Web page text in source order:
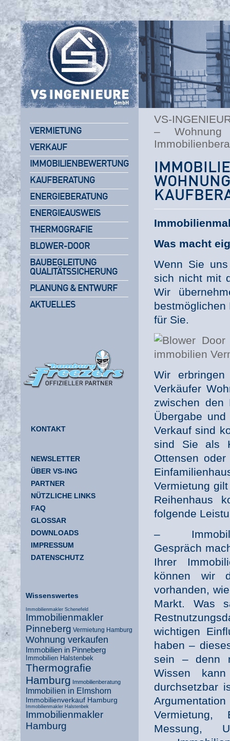
VS-
– Wohnung
Was macht
Wenn Sie
sich nicht mit
Wir
für Sie.
Wir
Verkäufer
zwischen
Übergabe
Verkauf sind
sind Sie als
Ottensen
Vermietung
Reihenhaus
folgende
–
Gespräch
Ihrer
können wir
vorhanden,
Markt. Was
wichtigen
haben –
sein – denn
Wissen
durchsetzbar
Vermietung,
Messung,
VERMIETUNG
VERKAUF
IMMOBILIENBEWERTUNG
KAUFBERATUNG
ENERGIEBERATUNG
ENERGIEAUSWEIS
THERMOGRAFIE
BLOWER-DOOR
BAUBEGLEITUNG
QUALITÄTSSICHERUNG
PLANUNG & ENTWURF
AKTUELLES
KONTAKT
NEWSLETTER
ÜBER VS-ING
PARTNER
NÜTZLICHE LINKS
FAQ
GLOSSAR
DOWNLOADS
IMPRESSUM
DATENSCHUTZ
Wissenswertes
Immobilienmakler Schenefeld
Immobilienmakler
Pinneberg Vermietung Hamburg
Wohnung verkaufen
Immobilien in Pinneberg
Immobilien Halstenbek
Thermografie
Hamburg Immobilienberatung
Immobilien in Elmshorn
Immobilienverkauf Hamburg
Immobilienmakler Halstenbek
Immobilienmakler
Hamburg